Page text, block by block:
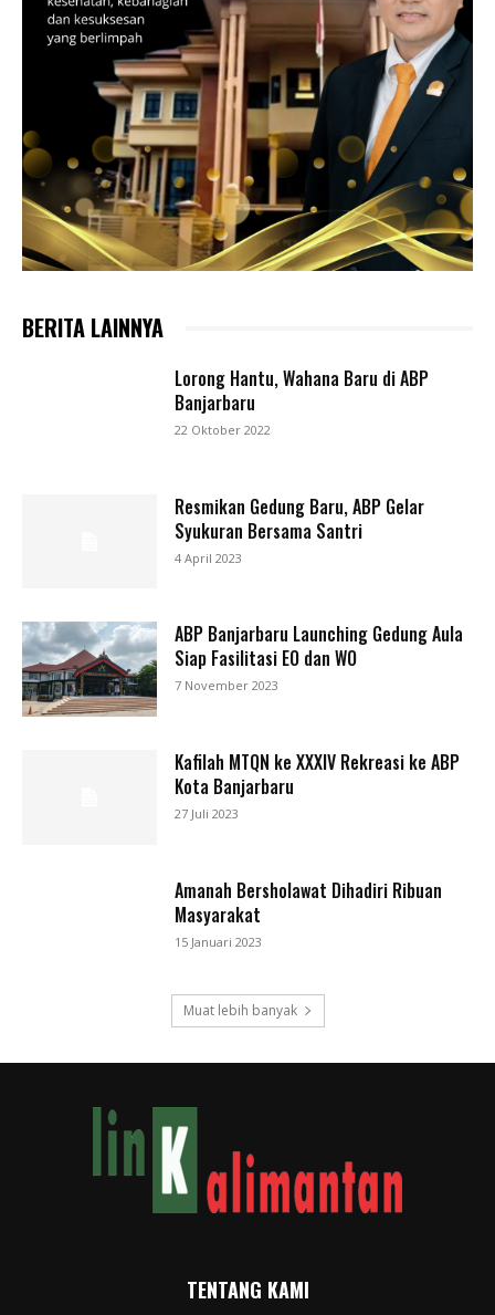
BERITA LAINNYA
Lorong Hantu, Wahana Baru di ABP
Banjarbaru
22 Oktober 2022
Resmikan Gedung Baru, ABP Gelar
Syukuran Bersama Santri
4 April 2023
ABP Banjarbaru Launching Gedung Aula
Siap Fasilitasi EO dan WO
7 November 2023
Kafilah MTQN ke XXXIV Rekreasi ke ABP
Kota Banjarbaru
27 Juli 2023
Amanah Bersholawat Dihadiri Ribuan
Masyarakat
15 Januari 2023
Muat lebih banyak
TENTANG KAMI